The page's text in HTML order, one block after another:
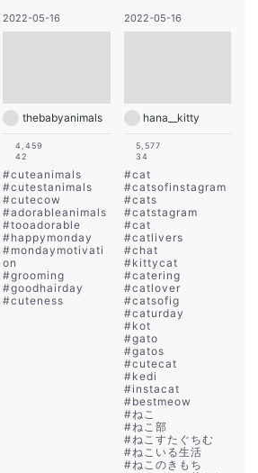
2022-05-16
thebabyanimals
4,459
42
#cuteanimals
#cutestanimals
#cutecow
#adorableanimals
#tooadorable
#happymonday
#mondaymotivati
on
#grooming
#goodhairday
#cuteness
2022-05-16
hana__kitty
5,577
34
#cat
#catsofinstagram
#cats
#catstagram
#cat
#catlivers
#chat
#kittycat
#catering
#catlover
#catsofig
#caturday
#kot
#gato
#gatos
#cutecat
#kedi
#instacat
#bestmeow
#ねこ
#ねこ部
#ねこすたぐちむ
#ねこいる生活
#ねこのきもち